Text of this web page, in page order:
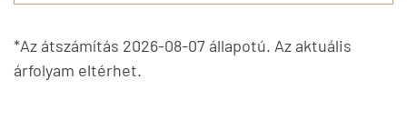
*Az átszámítás 2026-08-07 állapotú. Az aktuális
árfolyam eltérhet.